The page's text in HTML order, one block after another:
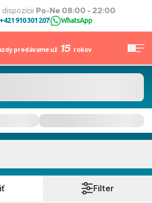
dispozícii Po-Ne 08:00 - 22:00
+421 910 301 207| WhatsApp
predávame už 15 rokov
Filter